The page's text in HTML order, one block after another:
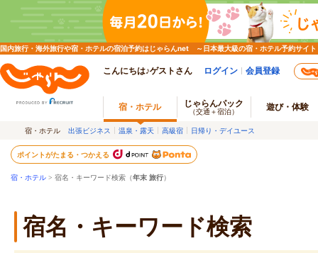
国内旅行・海外旅行や宿・ホテルの宿泊予約はじゃらんnet ～日本最大級の宿・ホテル予約サイト
こんにちは♪ゲストさん ログイン 会員登録
宿・ホテル じゃらんパック
（交通＋宿泊） 遊び・体験
宿・ホテル 出張ビジネス 温泉・露天 高級宿 日帰り・デイユース
ポイントがたまる・つかえる
宿・ホテル > 宿名・キーワード検索（年末 旅行）
宿名・キーワード検索